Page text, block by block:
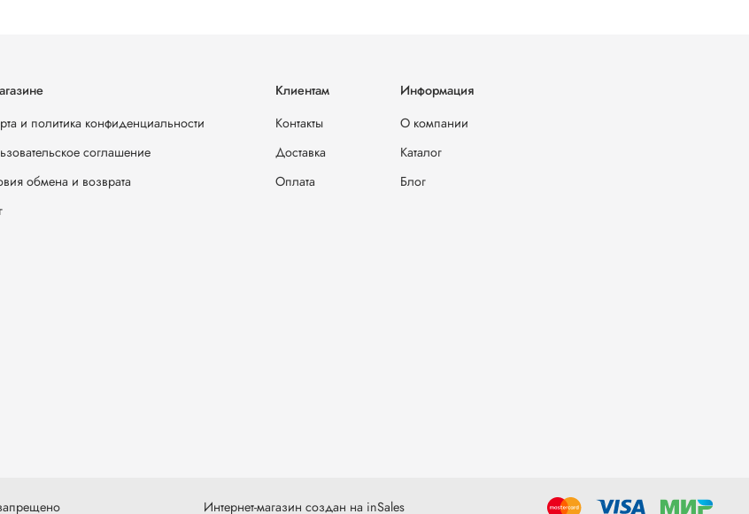
и политика конфиденциальности
соглашение
обмена и возврата
Клиентам
Контакты
Доставка
Оплата
Информация
О компании
Каталог
Блог
Интернет-магазин создан на inSales